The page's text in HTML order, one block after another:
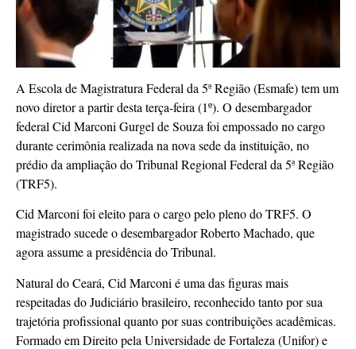
A Escola de Magistratura Federal da 5ª Região (Esmafe) tem um
novo diretor a partir desta terça-feira (1º). O desembargador
federal Cid Marconi Gurgel de Souza foi empossado no cargo
durante cerimônia realizada na nova sede da instituição, no
prédio da ampliação do Tribunal Regional Federal da 5ª Região
(TRF5).
Cid Marconi foi eleito para o cargo pelo pleno do TRF5. O
magistrado sucede o desembargador Roberto Machado, que
agora assume a presidência do Tribunal.
Natural do Ceará, Cid Marconi é uma das figuras mais
respeitadas do Judiciário brasileiro, reconhecido tanto por sua
trajetória profissional quanto por suas contribuições acadêmicas.
Formado em Direito pela Universidade de Fortaleza (Unifor) e